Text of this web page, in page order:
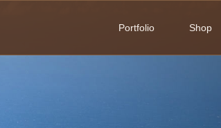
Portfolio Shop